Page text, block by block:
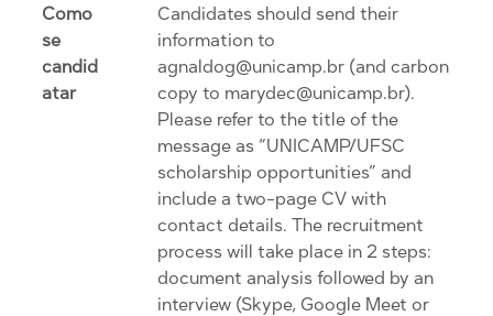
Como
se
candid
atar
Candidates should send their
information to
agnaldog@unicamp.br (and carbon
copy to marydec@unicamp.br).
Please refer to the title of the
message as “UNICAMP/UFSC
scholarship opportunities” and
include a two-page CV with
contact details. The recruitment
process will take place in 2 steps:
document analysis followed by an
interview (Skype, Google Meet or